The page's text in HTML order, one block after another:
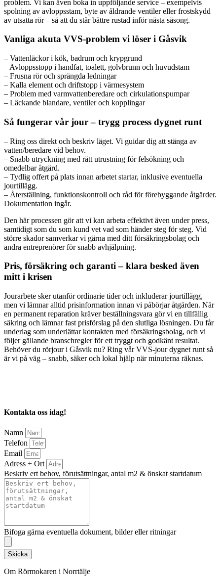
problem. Vi kan även boka in uppföljande service – exempelvis
spolning av avloppsstam, byte av åldrande ventiler eller frostskydd
av utsatta rör – så att du står bättre rustad inför nästa säsong.
Vanliga akuta VVS-problem vi löser i Gåsvik
– Vattenläckor i kök, badrum och krypgrund
– Avloppsstopp i handfat, toalett, golvbrunn och huvudstam
– Frusna rör och sprängda ledningar
– Kalla element och driftstopp i värmesystem
– Problem med varmvattenberedare och cirkulationspumpar
– Läckande blandare, ventiler och kopplingar
Så fungerar vår jour – trygg process dygnet runt
– Ring oss direkt och beskriv läget. Vi guidar dig att stänga av
vatten/beredare vid behov.
– Snabb utryckning med rätt utrustning för felsökning och
omedelbar åtgärd.
– Tydlig offert på plats innan arbetet startar, inklusive eventuella
jourtillägg.
– Återställning, funktionskontroll och råd för förebyggande åtgärder.
Dokumentation ingår.
Den här processen gör att vi kan arbeta effektivt även under press,
samtidigt som du som kund vet vad som händer steg för steg. Vid
större skador samverkar vi gärna med ditt försäkringsbolag och
andra entreprenörer för snabb avhjälpning.
Pris, försäkring och garanti – klara besked även
mitt i krisen
Jourarbete sker utanför ordinarie tider och inkluderar jourtillägg,
men vi lämnar alltid prisinformation innan vi påbörjar åtgärden. När
en permanent reparation kräver beställningsvara gör vi en tillfällig
säkring och lämnar fast prisförslag på den slutliga lösningen. Du får
underlag som underlättar kontakten med försäkringsbolag, och vi
följer gällande branschregler för ett tryggt och godkänt resultat.
Behöver du rörjour i Gåsvik nu? Ring vår VVS-jour dygnet runt så
är vi på väg – snabb, säker och lokal hjälp när minuterna räknas.
Kontakta oss idag!
Namn
Telefon
Email
Adress + Ort
Beskriv ert behov, förutsättningar, antal m2 & önskat startdatum
Bifoga gärna eventuella dokument, bilder eller ritningar
Skicka
Om Rörmokaren i Norrtälje